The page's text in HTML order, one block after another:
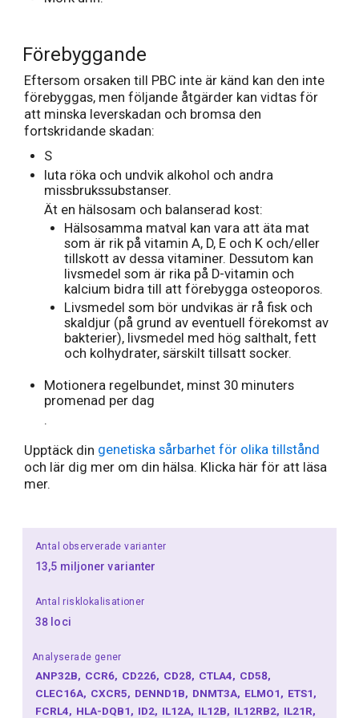
Förebyggande
Eftersom orsaken till PBC inte är känd kan den inte
förebyggas, men följande åtgärder kan vidtas för
att minska leverskadan och bromsa den
fortskridande skadan:
S
luta röka och undvik alkohol och andra
missbrukssubstanser.
Ät en hälsosam och balanserad kost:
Hälsosamma matval kan vara att äta mat
som är rik på vitamin A, D, E och K och/eller
tillskott av dessa vitaminer. Dessutom kan
livsmedel som är rika på D-vitamin och
kalcium bidra till att förebygga osteoporos.
Livsmedel som bör undvikas är rå fisk och
skaldjur (på grund av eventuell förekomst av
bakterier), livsmedel med hög salthalt, fett
och kolhydrater, särskilt tillsatt socker.
Motionera regelbundet, minst 30 minuters
promenad per dag
.
Upptäck din genetiska sårbarhet för olika tillstånd
och lär dig mer om din hälsa. Klicka här för att läsa
mer.
Antal observerade varianter
13,5 miljoner varianter
Antal risklokalisationer
38 loci
Analyserade gener
ANP32B CCR6 CD226 CD28 CTLA4 CD58
CLEC16A CXCR5 DENND1B DNMT3A ELMO1 ETS1
FCRL4 HLA-DQB1 ID2 IL12A IL12B IL12RB2 IL21R